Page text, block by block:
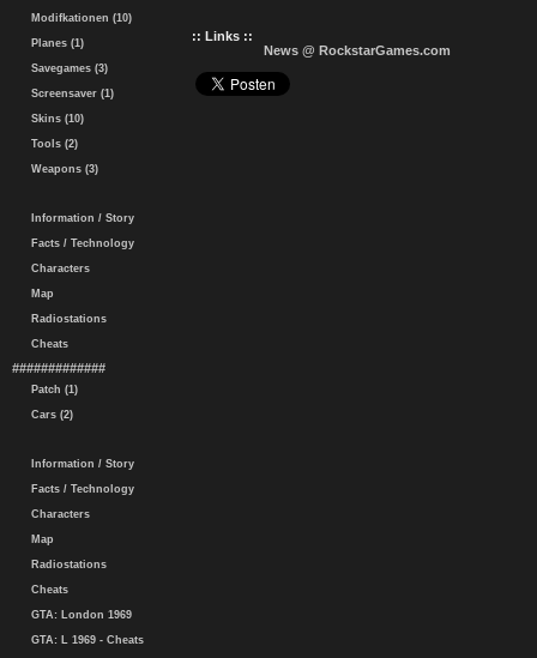
Modifkationen (10)
Planes (1)
Savegames (3)
Screensaver (1)
Skins (10)
Tools (2)
Weapons (3)
Information / Story
Facts / Technology
Characters
Map
Radiostations
Cheats
#############
Patch (1)
Cars (2)
Information / Story
Facts / Technology
Characters
Map
Radiostations
Cheats
GTA: London 1969
GTA: L 1969 - Cheats
:: Links ::
News @ RockstarGames.com